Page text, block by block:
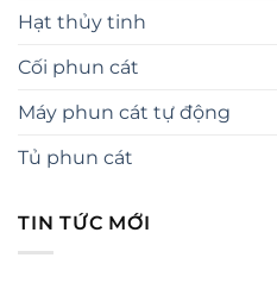
Hạt thủy tinh
Cối phun cát
Máy phun cát tự động
Tủ phun cát
TIN TỨC MỚI